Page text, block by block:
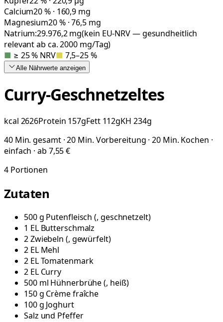
Calcium20 % · 160,9 mg
Magnesium20 % · 76,5 mg
Natrium:29.976,2mg(kein EU-NRV — gesundheitlich
relevant ab ca. 2000 mg/Tag)
■ ≥ 25 % NRV■ 7,5–25 %
Alle Nährwerte anzeigen
Curry-Geschnetzeltes
kcal 2626Protein 157gFett 112gKH 234g
40 Min. gesamt · 20 Min. Vorbereitung · 20 Min. Kochen ·
einfach · ab 7,55 €
4 Portionen
Zutaten
500g Putenfleisch (, geschnetzelt)
1 EL Butterschmalz
2Zwiebeln (, gewürfelt)
2 EL Mehl
2 ELTomatenmark
2 EL Curry
500 ml Hühnerbrühe(, heiß)
150g Crème fraîche
100g Joghurt
Salz und Pfeffer